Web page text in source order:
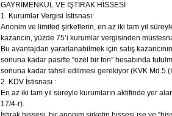
GAYRİMENKUL VE İŞTİRAK HİSSESİ
1. Kurumlar Vergisi İstisnası:
Anonim ve limited şirketlerin, en az iki tam yıl
kazancın, yüzde 75’i kurumlar vergisinden
Bu avantajdan yararlanabilmek için satış kazancının
sonuna kadar pasifte “özel bir fon” hesabında
sonuna kadar tahsil edilmesi gerekiyor (KVK Md.5
2. KDV İstisnası :
En az iki tam yıl süreyle kurumların aktifinde yer
17/4-r).